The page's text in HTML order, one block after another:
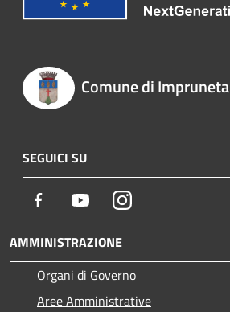
Comune di Impruneta
SEGUICI SU
Facebook YoutubeInstagram
AMMINISTRAZIONE
Organi di Governo
Aree Amministrative